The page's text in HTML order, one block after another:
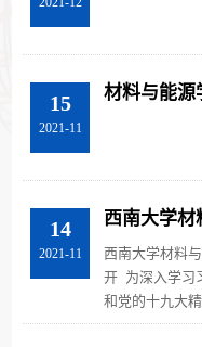
15
2021-11
材料与能源
14
2021-11
西南大学材
表大会圆满
西南大学材料
开 为深入学习习近平新时代中国特色社会主义思想
和党的十九大
个意识”、坚定